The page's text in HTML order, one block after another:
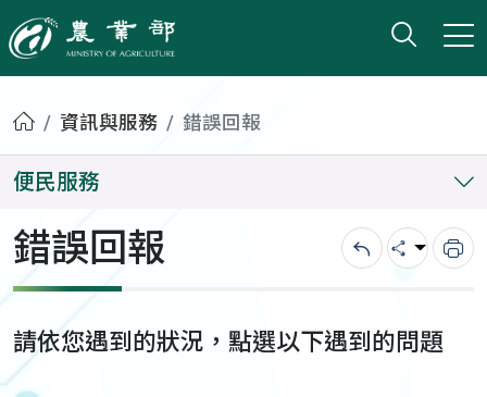
農業部
打開
小版
首頁資訊與服務 錯誤回報
便民服務
錯誤回報 回上一頁
分享 列
請依您遇到的狀況，點選以下遇到的問題